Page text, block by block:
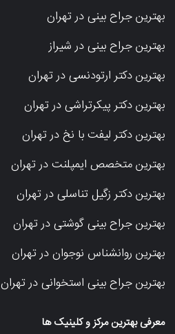
بهترین جراح بینی در تهران
بهترین جراح بینی در شیراز
بهترین دکتر ارتودنسی در تهران
بهترین دکتر پیکرتراشی در تهران
بهترین دکتر لیفت با نخ در تهران
بهترین متخصص ایمپلنت در تهران
بهترین دکتر زگیل تناسلی در تهران
بهترین جراح بینی گوشتی در تهران
بهترین روانشناس نوجوان در تهران
بهترین جراح بینی استخوانی در تهران
معرفی بهترین مرکز و کلینیک ها